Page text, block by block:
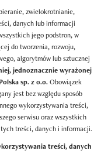
zwielokrotnianie,
danych lub informacji
jego podstron, w
do tworzenia, rozwoju,
algorytmów lub sztucznej
jednoznacznie wyrażonej
sp. z o.o.Obowiązek
jest bez względu sposób
wykorzystywania treści,
serwisu oraz wszystkich
treści, danych i informacji.
treści, danych